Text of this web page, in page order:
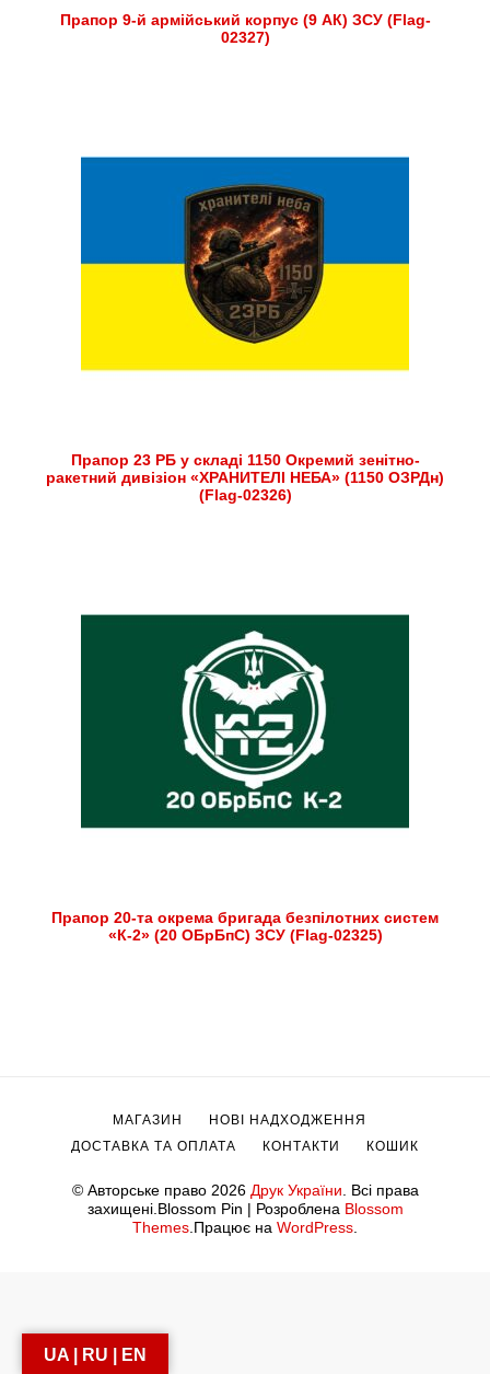
Прапор 9-й армійський корпус (9 АК) ЗСУ (Flag-
02327)
Прапор 23 РБ у складі 1150 Окремий зенітно-
ракетний дивізіон «ХРАНИТЕЛІ НЕБА» (1150 ОЗРДн)
(Flag-02326)
Прапор 20-та окрема бригада безпілотних систем
«К-2» (20 ОБрБпС) ЗСУ (Flag-02325)
© Авторське право 2026 Друк України . Всі права
захищені. Blossom Pin | Розроблена Blossom
Themes .Працює на WordPress
МАГАЗИН
НОВІ НАДХОДЖЕННЯ
ДОСТАВКА ТА ОПЛАТА
КОНТАКТИ КОШИК
UA | RU | EN